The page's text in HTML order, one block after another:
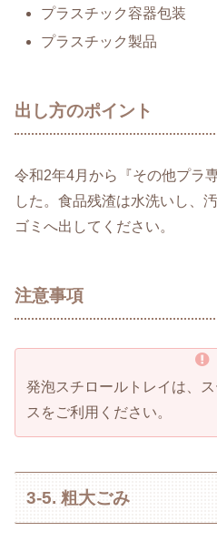
プラスチック容器包装
プラスチック製品
出し方のポイント
令和2年4月から『その他プラ
した。食品残渣は水洗いし、
ゴミへ出してください。
注意事項
発泡スチロールトレイは、
スをご利用ください。
3-5. 粗大ごみ